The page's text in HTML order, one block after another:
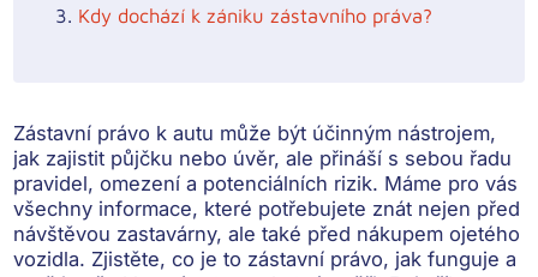
Kdy dochází k zániku zástavního práva?
Zástavní právo k autu může být účinným nástrojem,
jak zajistit půjčku nebo úvěr, ale přináší s sebou řadu
pravidel, omezení a potenciálních rizik. Máme pro vás
všechny informace, které potřebujete znát nejen před
návštěvou zastavárny, ale také před nákupem ojetého
vozidla. Zjistěte, co je to zástavní právo, jak funguje a